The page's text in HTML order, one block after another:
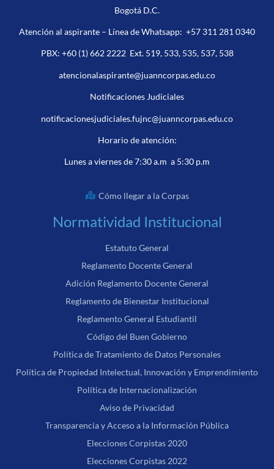
Bogotá D.C.
Atención al aspirante – Línea de Whatsapp: +57 311 281 0340
PBX: +60 (1) 662 2222Ext. 519, 533, 535, 537, 538
atencionalaspirante@juanncorpas.edu.co
Notificaciones Judiciales
notificacionesjudiciales.fujnc@juanncorpas.edu.co
Horario de atención:
Lunes a viernes de 7:30 a.m a 5:30 p.m
Cómo llegar a la Corpas
Normatividad Institucional
Estatuto General
Reglamento Docente General
Adición Reglamento Docente General
Reglamento de Bienestar Institucional
Reglamento General Estudiantil
Código del Buen Gobierno
Política de Tratamiento de Datos Personales
Política de Propiedad Intelectual, Innovación y Emprendimiento
Política de Internacionalización
Aviso de Privacidad
Transparencia y Acceso a la Información Pública
Elecciones Corpistas 2020
Elecciones Corpistas 2022